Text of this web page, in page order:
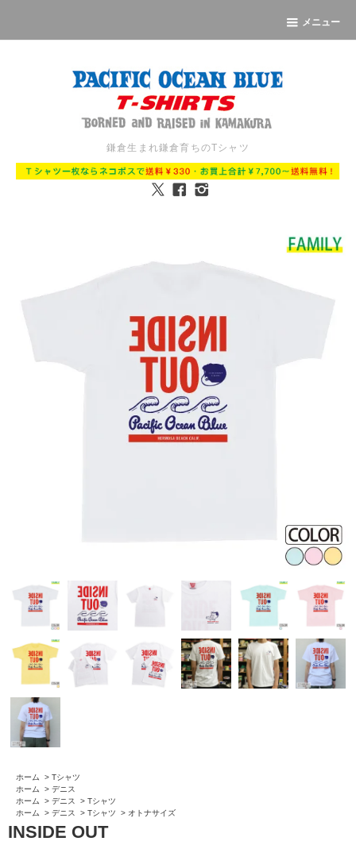
メニュー
鎌倉生まれ鎌倉育ちのTシャツ
ホーム > Tシャツ
ホーム
> デニス
ホーム
> デニス > Tシャツ
ホーム
> デニス > Tシャツ > オトナサイズ
INSIDE OUT